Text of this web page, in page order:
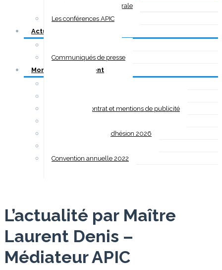
Assemblée Générale
Les conférences APIC
Actualités
Communiqués de presse
Mon espace adhérent
Modèles de contrat et mentions de publicité
Renouvellement d’adhésion 2026
Convention annuelle 2022
L’actualité par Maître
Laurent Denis –
Médiateur APIC